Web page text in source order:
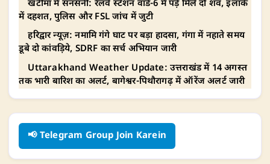
खटीमा में सनसनी: रेलवे स्टेशन वार्ड-6 में पड़े मिले दो शव, इलाके
में दहशत, पुलिस और FSL जांच में जुटी
हरिद्वार न्यूज़: नमामि गंगे घाट पर बड़ा हादसा, गंगा में नहाते समय
डूबे दो कांवड़िये, SDRF का सर्च अभियान जारी
Uttarakhand Weather Update: उत्तराखंड में 14 अगस्त
तक भारी बारिश का अलर्ट, बागेश्वर-पिथौरागढ़ में ऑरेंज अलर्ट जारी
📢 Telegram Group Join Karein